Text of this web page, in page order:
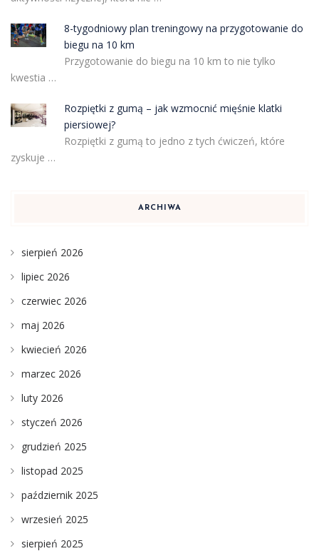
8-tygodniowy plan treningowy na przygotowanie do
biegu na 10 km
Przygotowanie do biegu na 10 km to nie tylko
kwestia …
Rozpiętki z gumą – jak wzmocnić mięśnie klatki
piersiowej?
Rozpiętki z gumą to jedno z tych ćwiczeń, które
zyskuje …
ARCHIWA
sierpień 2026
lipiec 2026
czerwiec 2026
maj 2026
kwiecień 2026
marzec 2026
luty 2026
styczeń 2026
grudzień 2025
listopad 2025
październik 2025
wrzesień 2025
sierpień 2025